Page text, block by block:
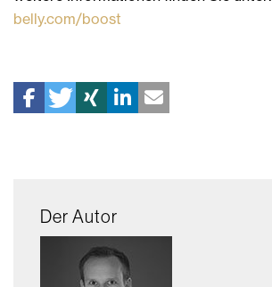
belly.com/boost
Der Autor